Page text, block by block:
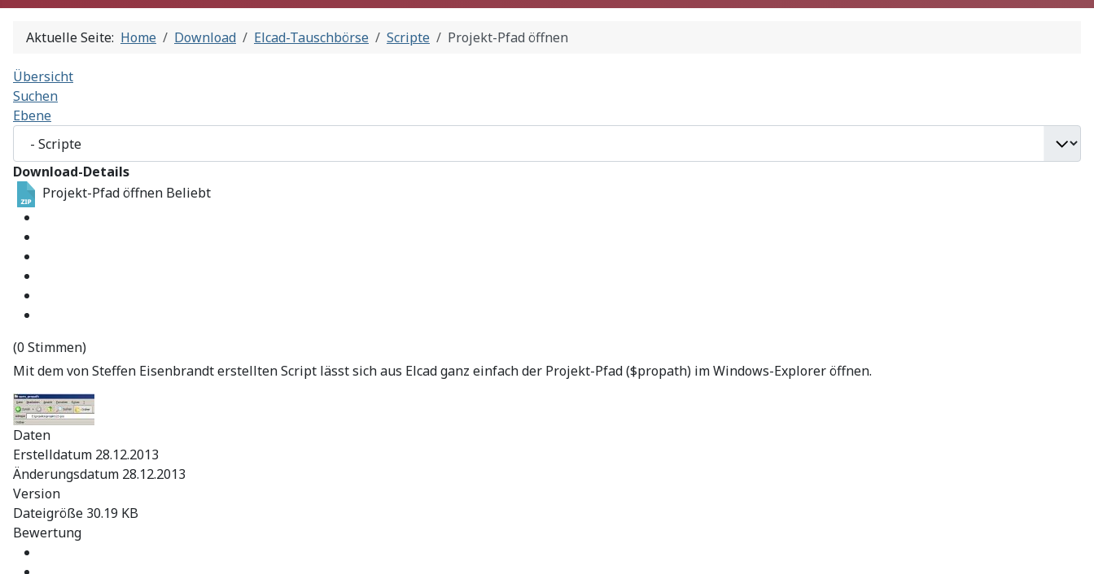
Aktuelle Seite: Home Download Elcad-Tauschbörse Scripte Projekt-Pfad öffnen
Übersicht
Suchen
Ebene
Download-Details
Projekt-Pfad öffnen Beliebt
(0 Stimmen)
Mit dem von Steffen Eisenbrandt erstellten Script lässt sich aus Elcad ganz einfach der Projekt-Pfad ($propath) im Windows-Explorer öffnen.
Daten
Erstelldatum 28.12.2013
Änderungsdatum 28.12.2013
Version
Dateigröße 30.19 KB
Bewertung